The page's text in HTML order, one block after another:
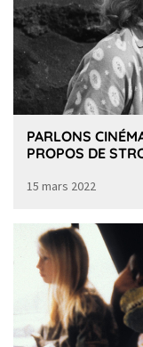
PARLONS
PROPOS DE
15 mars 2022